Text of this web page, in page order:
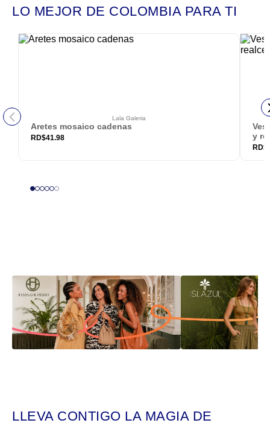
LO MEJOR DE COLOMBIA PARA TI
Lala Galeria
Aretes mosaico cadenas
RD$41.98
y
RD$
LLEVA CONTIGO LA MAGIA DE